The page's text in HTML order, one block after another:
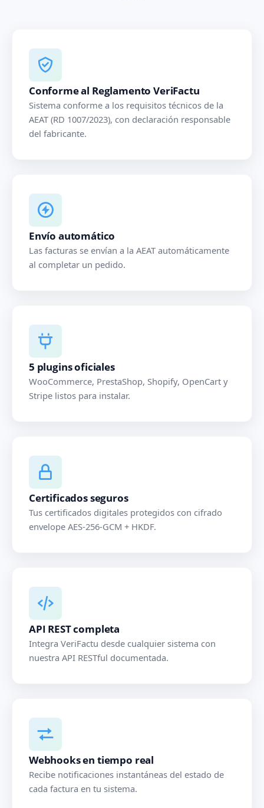
Conforme al Reglamento VeriFactu
Sistema conforme a los requisitos técnicos de la
AEAT (RD 1007/2023), con declaración responsable
del fabricante.
Envío automático
Las facturas se envían a la AEAT automáticamente
al completar un pedido.
5 plugins oficiales
WooCommerce, PrestaShop, Shopify, OpenCart y
Stripe listos para instalar.
Certificados seguros
Tus certificados digitales protegidos con cifrado
envelope AES-256-GCM + HKDF.
API REST completa
Integra VeriFactu desde cualquier sistema con
nuestra API RESTful documentada.
Webhooks en tiempo real
Recibe notificaciones instantáneas del estado de
cada factura en tu sistema.